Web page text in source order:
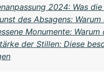
2024: Was
des Absagens:
Monumente:
der Stillen: Diese